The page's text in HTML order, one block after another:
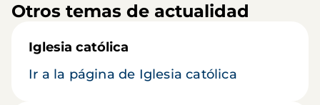
Otros temas de actualidad
Iglesia católica
Ir a la página de Iglesia católica